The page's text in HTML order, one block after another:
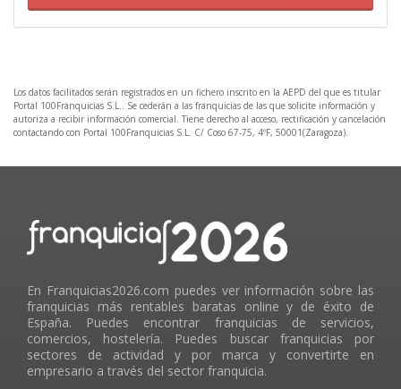
Los datos facilitados serán registrados en un fichero inscrito en la AEPD del que es titular
Portal 100Franquicias S.L.. Se cederán a las franquicias de las que solicite información y
autoriza a recibir información comercial. Tiene derecho al acceso, rectificación y cancelación
contactando con Portal 100Franquicias S.L. C/ Coso 67-75, 4ºF, 50001(Zaragoza).
En Franquicias2026.com puedes ver información sobre las
franquicias más rentables baratas online y de éxito de
España. Puedes encontrar franquicias de servicios,
comercios, hostelería. Puedes buscar franquicias por
sectores de actividad y por marca y convertirte en
empresario a través del sector franquicia.